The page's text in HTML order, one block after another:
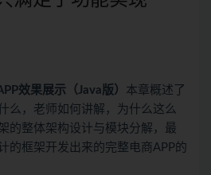
效果展示（Java版） 本章概述了
么，老师如何讲解，为什么这么
的整体架构设计与模块分解，最
的框架开发出来的完整电商APP的